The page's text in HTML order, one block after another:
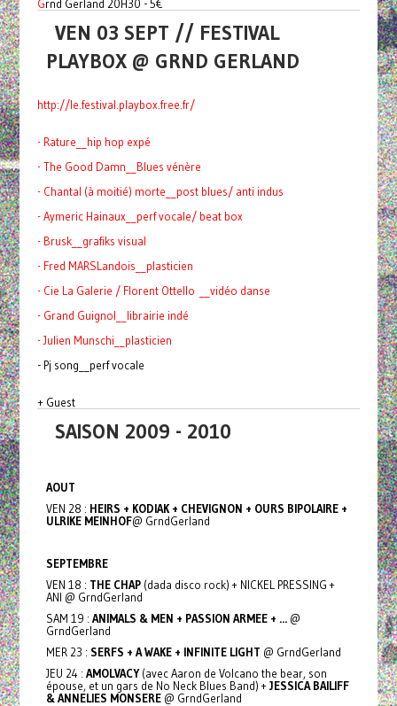
Grnd Gerland 20H30 - 5€
VEN 03 SEPT // FESTIVAL
PLAYBOX @ GRND GERLAND
http://le.festival.playbox. free.fr/
- Rature__hip hop expé
- The Good Damn__Blues vénère
- Chantal (à moitié) morte__post blues/ anti indus
- Aymeric Hainaux__perf vocale/ beat box
- Brusk__grafiks visual
- Fred MARSLandois__plasticien
- Cie La Galerie / Florent Ottello __vidéo danse
- Grand Guignol__librairie indé
- Julien Munschi__plasticien
- Pj song__perf vocale
+ Guest
SAISON 2009 - 2010
AOUT
VEN 28 : HEIRS + KODIAK + CHEVIGNON + OURS BIPOLAIRE +
ULRIKE MEINHOF@ GrndGerland
SEPTEMBRE
VEN 18 : THE CHAP(dada disco rock) + NICKEL PRESSING +
ANI @ GrndGerland
SAM 19 : ANIMALS & MEN + PASSION ARMEE + ...@
GrndGerland
MER 23 : SERFS + A WAKE + INFINITE LIGHT @ GrndGerland
JEU 24 : AMOLVACY(avec Aaron de Volcano the bear, son
épouse, et un gars de No Neck Blues Band) +JESSICA BAILIFF
& ANNELIES MONSERE @ GrndGerland